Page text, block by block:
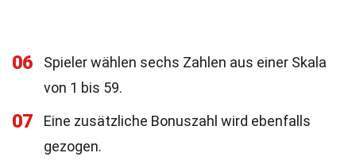
06
Spieler wählen sechs Zahlen aus einer Skala
von 1 bis 59.
07
Eine zusätzliche Bonuszahl wird ebenfalls
gezogen.